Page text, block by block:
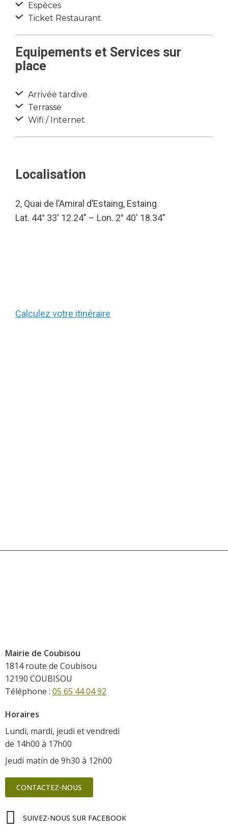
Espèces
Ticket Restaurant
Equipements et Services sur
place
Arrivée tardive
Terrasse
Wifi / Internet
Localisation
2, Quai de l’Amiral d’Estaing, Estaing
Lat. 44° 33′ 12.24″ – Lon. 2° 40′ 18.34″
Calculez votre itinéraire
Mairie de Coubisou
1814 route de Coubisou
12190 COUBISOU
Téléphone : 05 65 44 04 92
Horaires
Lundi, mardi, jeudi et vendredi
de 14h00 à 17h00
Jeudi matin de 9h30 à 12h00
CONTACTEZ-NOUS
SUIVEZ-NOUS SUR FACEBOOK